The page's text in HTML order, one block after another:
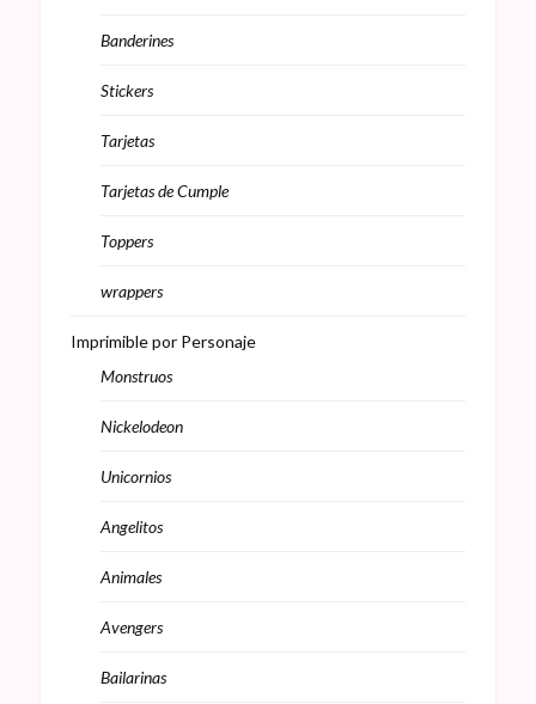
Banderines
Stickers
Tarjetas
Tarjetas de Cumple
Toppers
wrappers
Imprimible por Personaje
Monstruos
Nickelodeon
Unicornios
Angelitos
Animales
Avengers
Bailarinas